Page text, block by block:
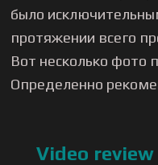
было
протяжении всего
Вот несколько фото
Определенно
Video